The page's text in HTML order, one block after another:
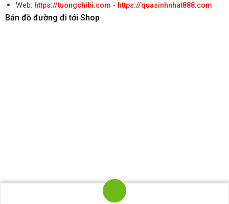
Web: https://tuongchibi.com - https://quasinhnhat888.com
Bản đồ đường đi tới Shop
Hotline : 0783 893 888